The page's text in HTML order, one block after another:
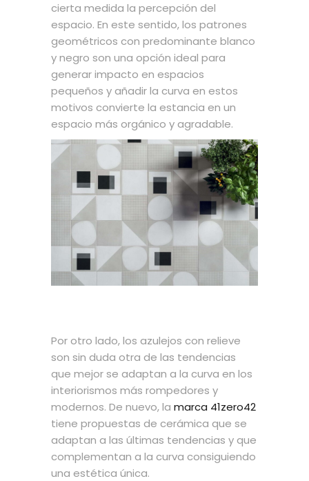
cierta medida la percepción del
espacio. En este sentido, los patrones
geométricos con predominante blanco
y negro son una opción ideal para
generar impacto en espacios
pequeños y añadir la curva en estos
motivos convierte la estancia en un
espacio más orgánico y agradable.
Por otro lado, los azulejos con relieve
son sin duda otra de las tendencias
que mejor se adaptan a la curva en los
interiorismos más rompedores y
modernos. De nuevo, la marca 41zero42
tiene propuestas de cerámica que se
adaptan a las últimas tendencias y que
complementan a la curva consiguiendo
una estética única.